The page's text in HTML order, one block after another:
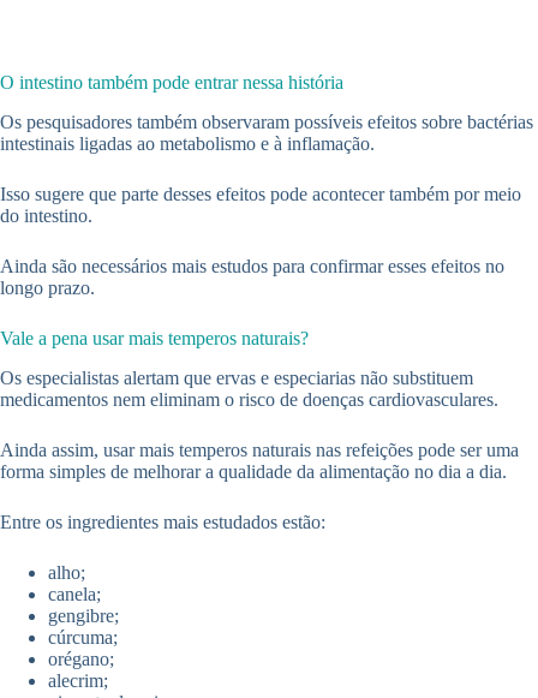
O intestino também pode entrar nessa história
Os pesquisadores também observaram possíveis efeitos sobre bactérias
intestinais ligadas ao metabolismo e à inflamação.
Isso sugere que parte desses efeitos pode acontecer também por meio
do intestino.
Ainda são necessários mais estudos para confirmar esses efeitos no
longo prazo.
Vale a pena usar mais temperos naturais?
Os especialistas alertam que ervas e especiarias não substituem
medicamentos nem eliminam o risco de doenças cardiovasculares.
Ainda assim, usar mais temperos naturais nas refeições pode ser uma
forma simples de melhorar a qualidade da alimentação no dia a dia.
Entre os ingredientes mais estudados estão:
alho;
canela;
gengibre;
cúrcuma;
orégano;
alecrim;